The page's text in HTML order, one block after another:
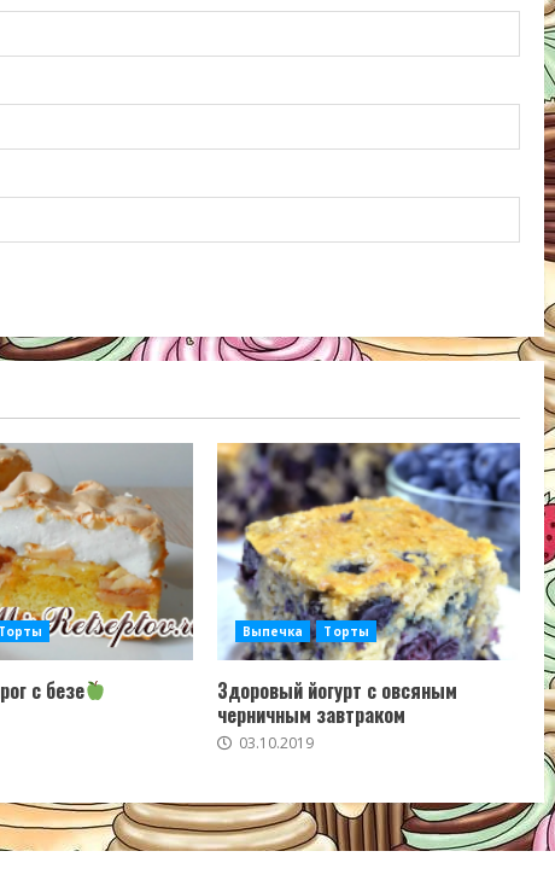
Торты
с безе
Выпечка Торты
Здоровый йогурт с овсяным
черничным завтраком
03.10.2019